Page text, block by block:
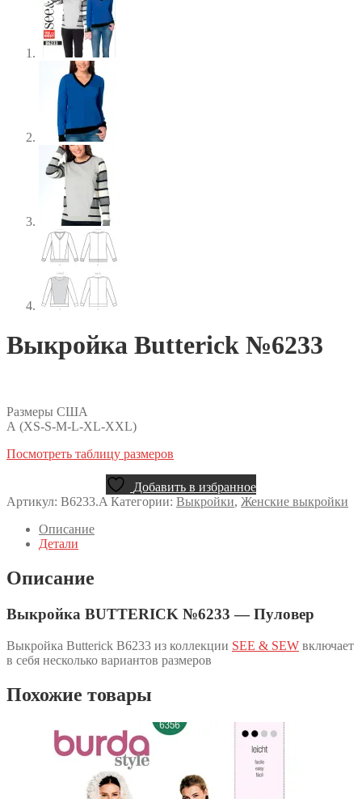
Выкройка Butterick №6233
Размеры США
А (XS-S-M-L-XL-XXL)
Посмотреть таблицу размеров
Добавить в избранное
Артикул: B6233.A Категории: Выкройки, Женские выкройки
Описание
Детали
Описание
Выкройка BUTTERICK №6233 — Пуловер
Выкройка Butterick B6233 из коллекции SEE & SEW включает
в себя несколько вариантов размеров
Похожие товары